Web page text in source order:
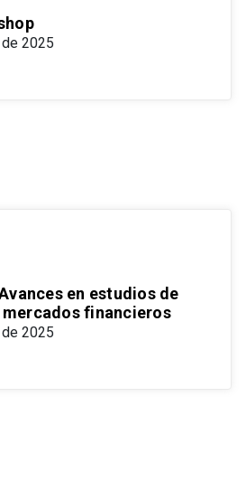
2025
en estudios de
financieros
2025